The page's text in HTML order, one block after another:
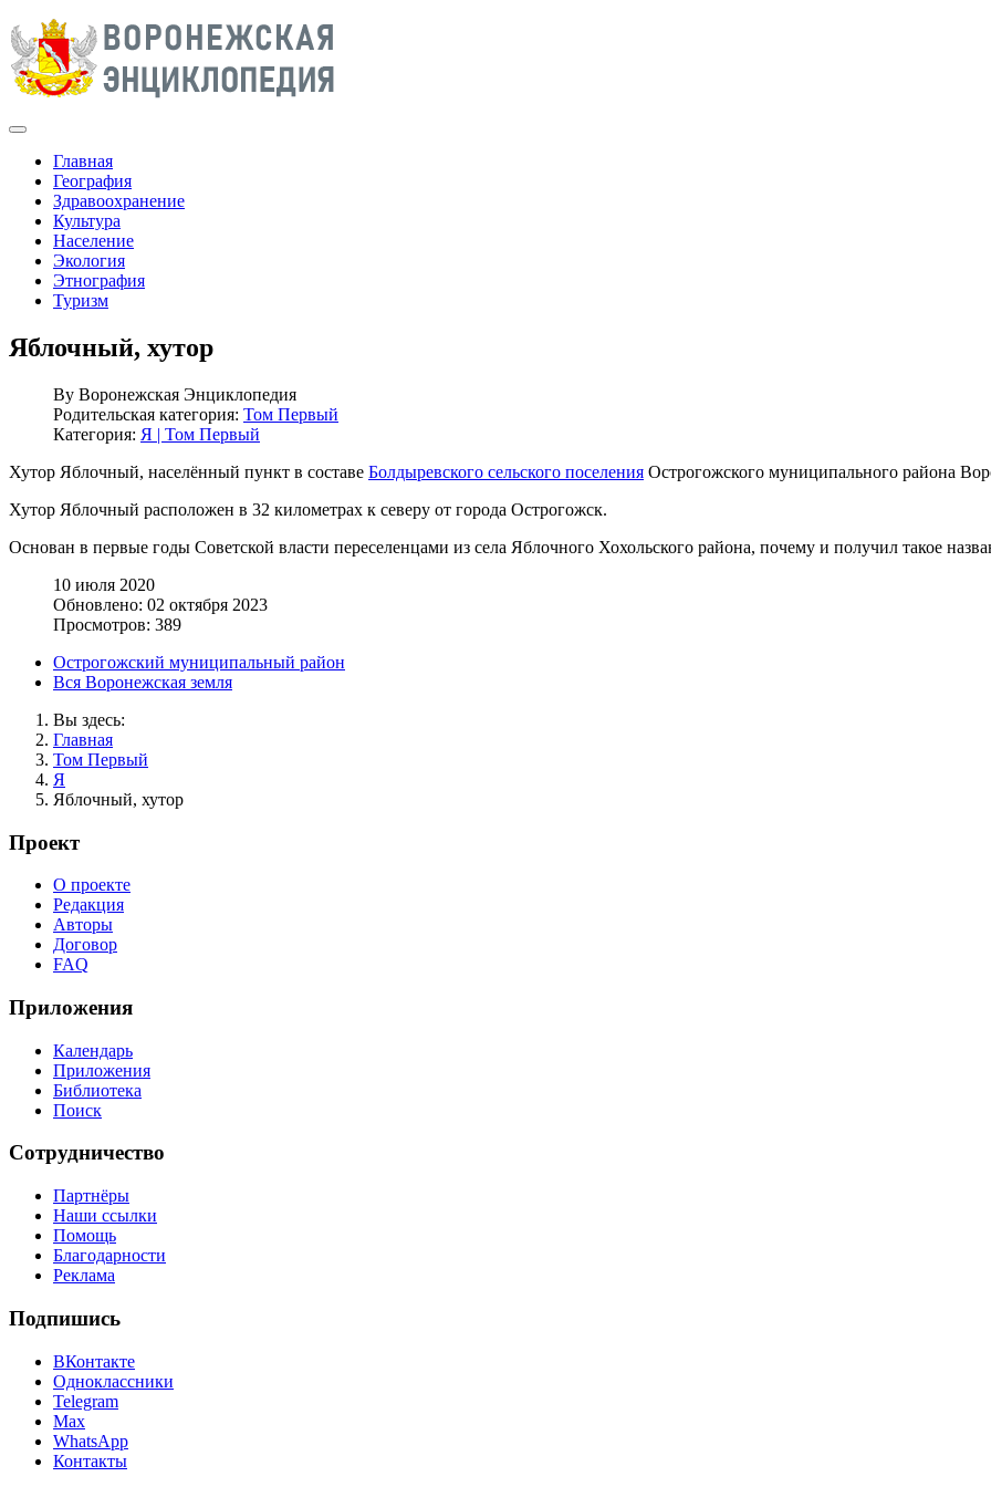
Главная
География
Здравоохранение
Культура
Население
Экология
Этнография
Туризм
Яблочный, хутор
By Воронежская Энциклопедия
Родительская категория: Том Первый
Категория: Я | Том Первый
Хутор Яблочный, населённый пункт в составе Болдыревского сельского поселения Острогожского муниципального района
Хутор Яблочный расположен в 32 километрах к северу от города Острогожск.
Основан в первые годы Советской власти переселенцами из села Яблочного Хохольского района, почему и получил такое
10 июля 2020
Обновлено: 02 октября 2023
Просмотров: 389
Острогожский муниципальный район
Вся Воронежская земля
Вы здесь:
Главная
Том Первый
Я
Яблочный, хутор
Проект
О проекте
Редакция
Авторы
Договор
FAQ
Приложения
Календарь
Приложения
Библиотека
Поиск
Сотрудничество
Партнёры
Наши ссылки
Помощь
Благодарности
Реклама
Подпишись
ВКонтакте
Одноклассники
Telegram
Max
WhatsApp
Контакты